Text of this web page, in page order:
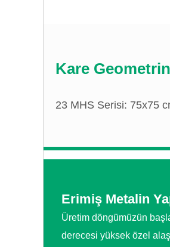
Kare
23 MHS Serisi: 75x75
Erimiş Metalin
Üretim döngümüzün
derecesi yüksek özel